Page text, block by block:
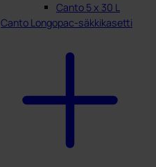
Canto 5 x 30 L
Canto Longopac-säkkikasetti